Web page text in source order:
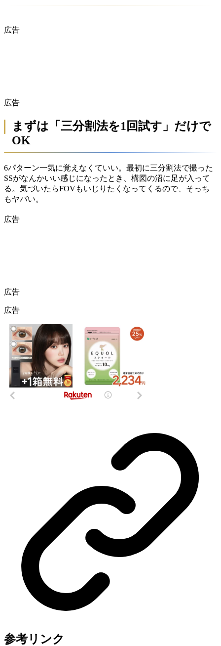
広告
広告
まずは「三分割法を1回試す」だけで
OK
6パターン一気に覚えなくていい。最初に三分割法で撮った
SSがなんかいい感じになったとき、構図の沼に足が入って
る。気づいたらFOVもいじりたくなってくるので、そっち
もヤバい。
広告
広告
広告
参考リンク